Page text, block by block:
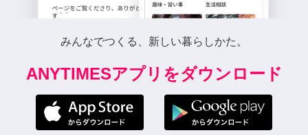
みんなでつくる、新しい暮らしかた。
ANYTIMESアプリをダウンロード